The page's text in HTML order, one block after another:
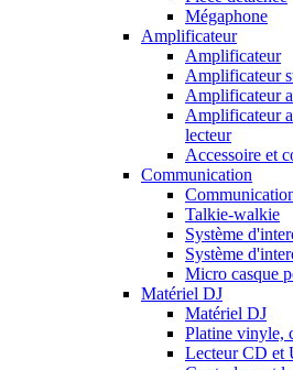
Mégaphone
Amplificateur
Amplificateur
Amplificateur
Amplificateur
Amplificateur
lecteur
Accessoire et
Communication
Talkie-walkie
Système
Système
Micro casque
Matériel DJ
Matériel DJ
Platine vinyle,
Lecteur CD et